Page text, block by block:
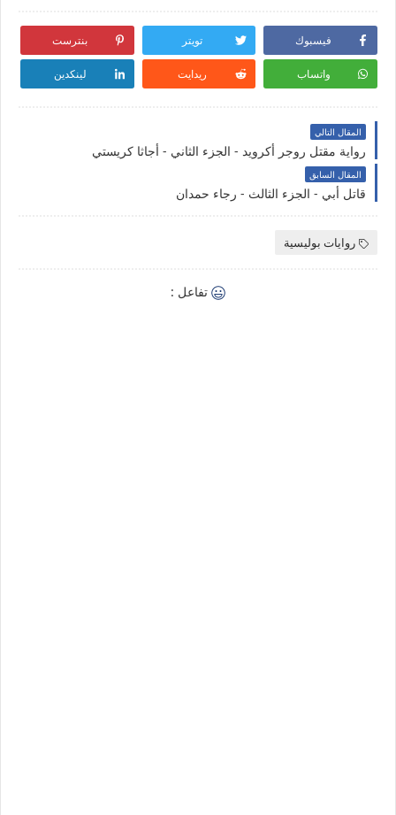
فيسبوك تويتر بنترست
واتساب ريدايت لينكدين
المقال التالي
رواية مقتل روجر أكرويد - الجزء الثاني - أجاثا كريستي
المقال السابق
قاتل أبي - الجزء الثالث - رجاء حمدان
روايات بوليسية
تفاعل :